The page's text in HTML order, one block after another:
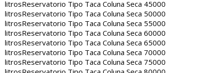
litrosReservatorio Tipo Taca Coluna Seca 45000
litrosReservatorio Tipo Taca Coluna Seca 50000
litrosReservatorio Tipo Taca Coluna Seca 55000
litrosReservatorio Tipo Taca Coluna Seca 60000
litrosReservatorio Tipo Taca Coluna Seca 65000
litrosReservatorio Tipo Taca Coluna Seca 70000
litrosReservatorio Tipo Taca Coluna Seca 75000